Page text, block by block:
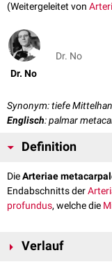
(Weitergeleitet von
Dr. No
Dr. No
Synonym: tiefe
Englisch: palmar
Definition
DieArteriae
Endabschnitts der
profundus, welche die
Verlauf